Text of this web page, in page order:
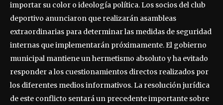
importar su color o ideología política. Los socios del club
deportivo anunciaron que realizarán asambleas
extraordinarias para determinar las medidas de seguridad
internas que implementarán próximamente. El gobierno
municipal mantiene un hermetismo absoluto y ha evitado
responder a los cuestionamientos directos realizados por
los diferentes medios informativos. La resolución jurídica
de este conflicto sentará un precedente importante sobre